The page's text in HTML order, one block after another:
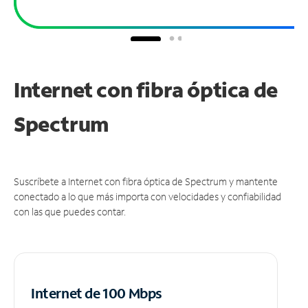
Internet con fibra óptica de
Spectrum
Suscríbete a Internet con fibra óptica de Spectrum y mantente
conectado a lo que más importa con velocidades y confiabilidad
con las que puedes contar.
Internet de 100 Mbps